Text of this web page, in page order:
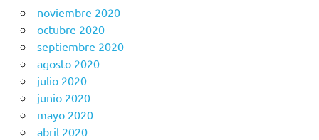
noviembre 2020
octubre 2020
septiembre 2020
agosto 2020
julio 2020
junio 2020
mayo 2020
abril 2020